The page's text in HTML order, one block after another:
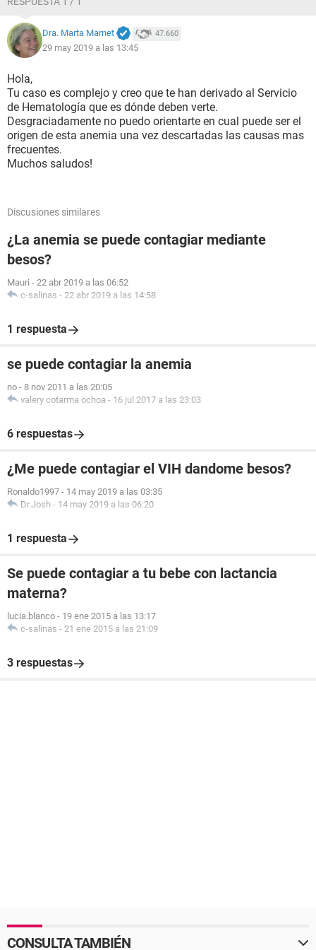
en D6 yD7 ( hace dos años no había nada). Ahora Medicina
Interna me deriva a Hematología, y no entiendo bien por qué.
Me verán en un mes. A ustedes qué les parece qué puede
ser. Un saludo
Dra. Marta Marnet 47.660
29 may 2019 a las 13:45
Hola,
Tu caso es complejo y creo que te han derivado al Servicio
de Hematología que es dónde deben verte.
Desgraciadamente no puedo orientarte en cual puede ser el
origen de esta anemia una vez descartadas las causas mas
frecuentes.
Muchos saludos!
Discusiones similares
¿La anemia se puede contagiar mediante
besos?
Mauri - 22 abr 2019 a las 06:52
c-salinas - 22 abr 2019 a las 14:58
1 respuesta
se puede contagiar la anemia
no - 8 nov 2011 a las 20:05
valery cotarma ochoa - 16 jul 2017 a las 23:03
6 respuestas
¿Me puede contagiar el VIH dandome besos?
Ronaldo1997 - 14 may 2019 a las 03:35
Dr.Josh - 14 may 2019 a las 06:20
1 respuesta
Se puede contagiar a tu bebe con lactancia
materna?
lucia.blanco - 19 ene 2015 a las 13:17
c-salinas - 21 ene 2015 a las 21:09
3 respuestas
CONSULTA TAMBIÉN